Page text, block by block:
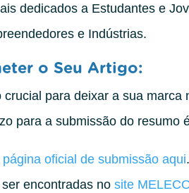
dedicados a Estudantes e
e Indústrias.
o Seu Artigo:
crucial para deixar a sua
para a submissão do resumo
oficial de submissão aqui
encontradas no site